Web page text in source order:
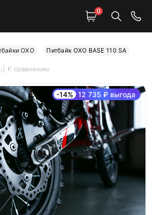
0
OXO Питбайк OXO BASE 110 SA
К сравнению
-14% 12 735 ₽ выгода